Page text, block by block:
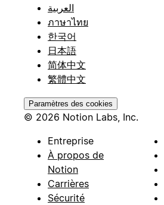
العربية
ภาษาไทย
한국어
日本語
简体中文
繁體中文
Paramètres des cookies
© 2026 Notion Labs, Inc.
Entreprise
À propos de
Notion
Carrières
Sécurité